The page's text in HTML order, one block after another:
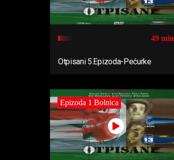
49 min
Otpisani 5.Epizoda-Pećurke
Epizoda 1 Bolnica